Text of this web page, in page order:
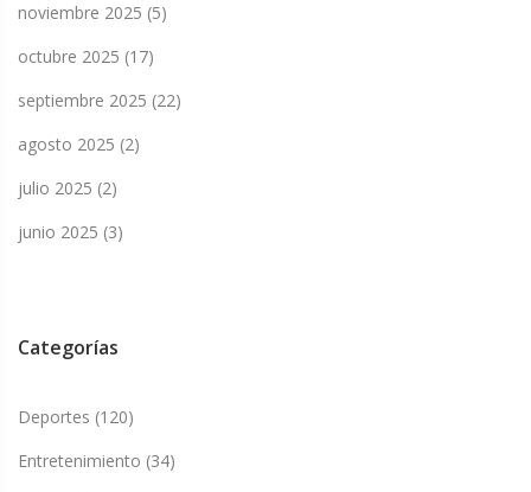
noviembre 2025 (5)
octubre 2025 (17)
septiembre 2025 (22)
agosto 2025 (2)
julio 2025 (2)
junio 2025 (3)
Categorías
Deportes (120)
Entretenimiento (34)